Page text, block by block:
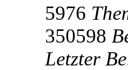
5976
350598
Letzter